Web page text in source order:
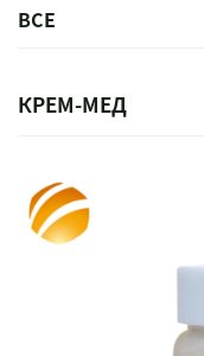
ВСЕ
КРЕМ-МЕД